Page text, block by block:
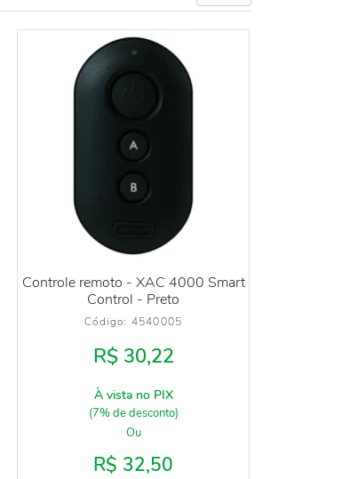
Controle remoto - XAC 4000 Smart
Control - Preto
Código: 4540005
R$ 30,22
À vista no PIX
(7% de desconto)
Ou
R$ 32,50